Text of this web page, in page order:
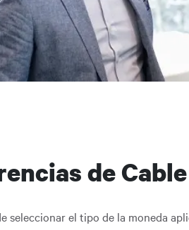
de
seleccionar el tipo de la moneda